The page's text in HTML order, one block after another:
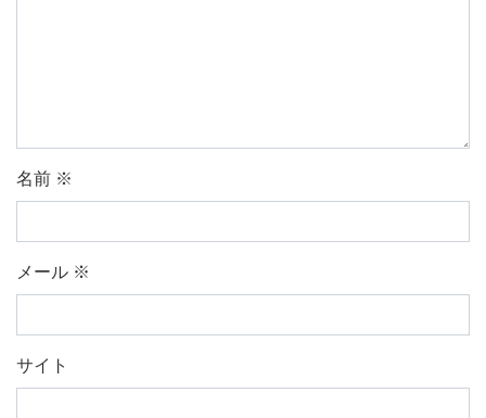
名前 ※
メール ※
サイト